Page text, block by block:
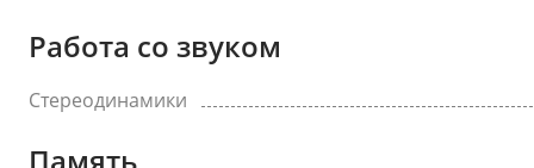
Работа со звуком
Стереодинамики